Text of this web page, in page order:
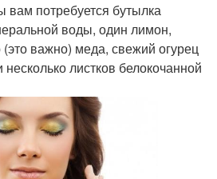
потребуется бутылка
воды, один лимон,
(это важно) меда, свежий огурец
листков белокочанной